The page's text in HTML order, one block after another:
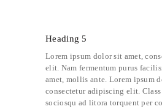
Heading 5
Lorem ipsum dolor sit amet,
elit. Nam fermentum purus
amet, mollis ante. Lorem ipsum
consectetur adipiscing elit.
sociosqu ad litora torquent per